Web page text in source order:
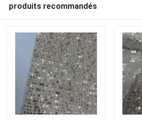
produits recommandés